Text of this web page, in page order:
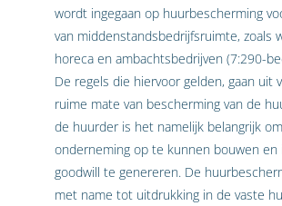
wordt ingegaan op huurbescherming
van middenstandsbedrijfsruimte, zoals
horeca en ambachtsbedrijven (7:290-
De regels die hiervoor gelden, gaan uit
ruime mate van bescherming van de
de huurder is het namelijk belangrijk
onderneming op te kunnen bouwen en
goodwill te genereren. De
met name tot uitdrukking in de vaste